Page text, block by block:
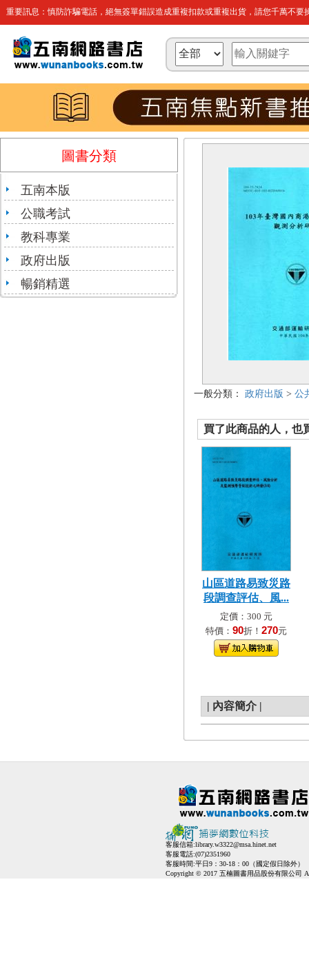
重要訊息：慎防詐騙電話，絕無簽單錯誤造成重複扣款或重複出貨，請您千萬不要
圖書分類
五南本版
公職考試
教科專業
政府出版
暢銷精選
一般分類： 政府出版 > 公
買了此商品的人，也
山區道路易致災路
段調查評估、風...
定價：300 元
特價： 90折！ 270元
| 內容簡介 |
客服信箱:library.w3322@msa.hinet.net
客服電話:(07)2351960
客服時間:平日9：30-18：00（國定假日除外）
Copyright © 2017 五楠圖書用品股份有限公司